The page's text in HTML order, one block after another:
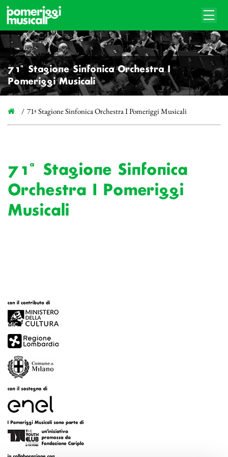
71ª Stagione Sinfonica Orchestra I
Pomeriggi Musicali
71ª Stagione Sinfonica Orchestra I Pomeriggi Musicali
71ª Stagione Sinfonica
Orchestra I Pomeriggi
Musicali